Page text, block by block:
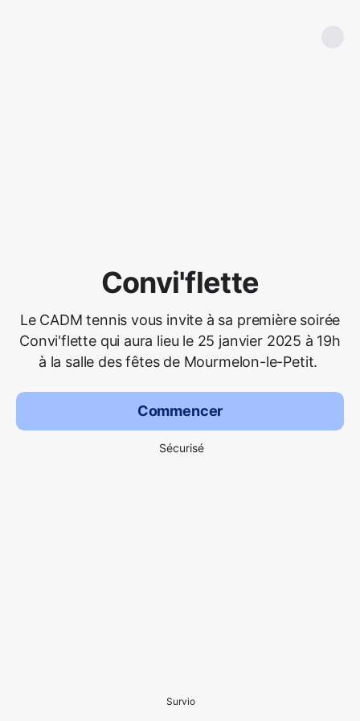
Convi'flette
Le CADM tennis vous invite à sa première soirée
Convi'flette qui aura lieu le 25 janvier 2025 à 19h
à la salle des fêtes de Mourmelon-le-Petit.
Commencer
Sécurisé
Survio